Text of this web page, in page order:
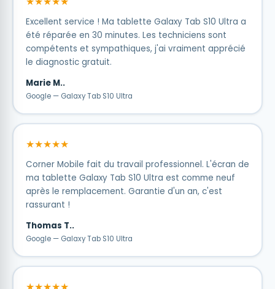
Excellent service ! Ma tablette Galaxy Tab S10 Ultra a
été réparée en 30 minutes. Les techniciens sont
compétents et sympathiques, j'ai vraiment apprécié
le diagnostic gratuit.
Marie M..
Google — Galaxy Tab S10 Ultra
★★★★★
Corner Mobile fait du travail professionnel. L'écran de
ma tablette Galaxy Tab S10 Ultra est comme neuf
après le remplacement. Garantie d'un an, c'est
rassurant !
Thomas T..
Google — Galaxy Tab S10 Ultra